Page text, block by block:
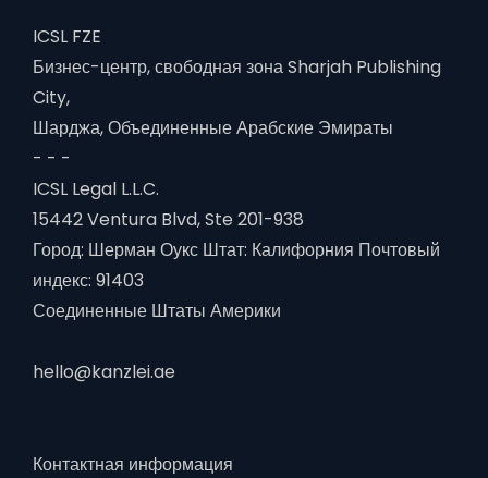
ICSL FZE
Бизнес-центр, свободная зона Sharjah Publishing
City,
Шарджа, Объединенные Арабские Эмираты
- - -
ICSL Legal L.L.C.
15442 Ventura Blvd, Ste 201-938
Город: Шерман Оукс Штат: Калифорния Почтовый
индекс: 91403
Соединенные Штаты Америки
hello@kanzlei.ae
Контактная информация